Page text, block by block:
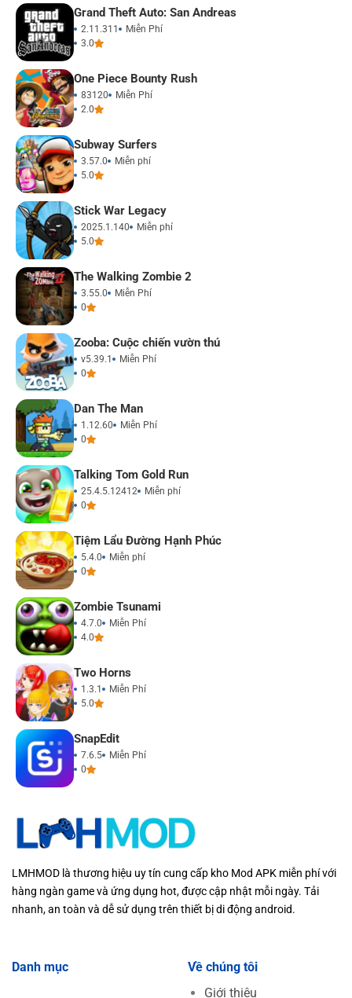
Grand Theft Auto: San Andreas
2.11.311
Miễn Phí
3.0
One Piece Bounty Rush
83120
Miễn Phí
2.0
Subway Surfers
3.57.0
Miễn phí
5.0
Stick War Legacy
2025.1.140
Miễn phí
5.0
The Walking Zombie 2
3.55.0
Miễn Phí
0
Zooba: Cuộc chiến vườn thú
v5.39.1
Miễn Phí
0
Dan The Man
1.12.60
Miễn Phí
0
Talking Tom Gold Run
25.4.5.12412
Miễn phí
0
Tiệm Lẩu Đường Hạnh Phúc
5.4.0
Miễn phí
0
Zombie Tsunami
4.7.0
Miễn Phí
4.0
Two Horns
1.3.1
Miễn Phí
5.0
SnapEdit
7.6.5
Miễn Phí
0
LMHMOD là thương hiệu uy tín cung cấp kho Mod APK miễn phí với
hàng ngàn game và ứng dụng hot, được cập nhật mỗi ngày. Tải
nhanh, an toàn và dễ sử dụng trên thiết bị di động android.
Danh mục
Về chúng tôi
Giới thiệu